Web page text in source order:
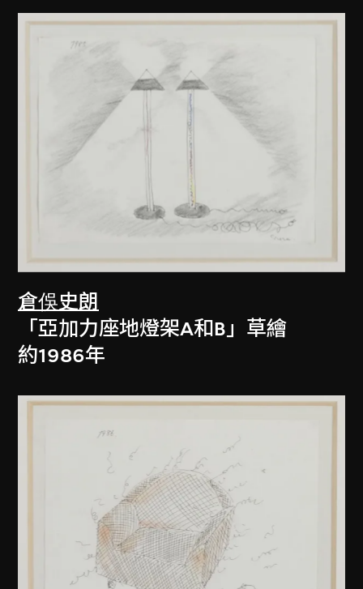
倉俁史朗
「亞加力座地燈架A和B」草繪
約1986年